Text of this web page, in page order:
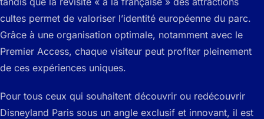
cultes permet de valoriser l’identité européenne du parc.
Grâce à une organisation optimale, notamment avec le
Premier Access, chaque visiteur peut profiter pleinement
de ces expériences uniques.
Pour tous ceux qui souhaitent découvrir ou redécouvrir
Disneyland Paris sous un angle exclusif et innovant, il est